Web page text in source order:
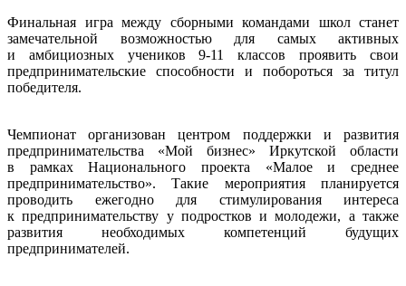
Финальная игра между сборными командами школ станет
замечательной возможностью для самых активных
и амбициозных учеников 9-11 классов проявить свои
предпринимательские способности и побороться за титул
победителя.
Чемпионат организован центром поддержки и развития
предпринимательства «Мой бизнес» Иркутской области
в рамках Национального проекта «Малое и среднее
предпринимательство». Такие мероприятия планируется
проводить ежегодно для стимулирования интереса
к предпринимательству у подростков и молодежи, а также
развития необходимых компетенций будущих
предпринимателей.